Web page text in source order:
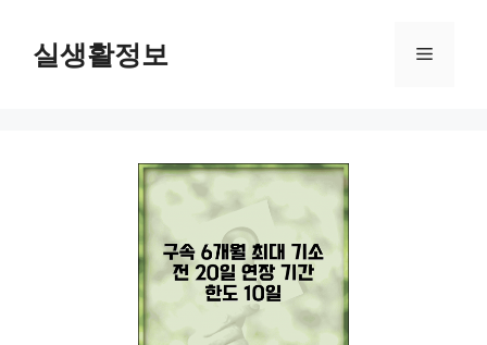
실생활정보 메